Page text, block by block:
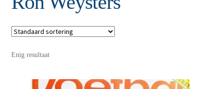
VI’s met Posters
Enig resultaat